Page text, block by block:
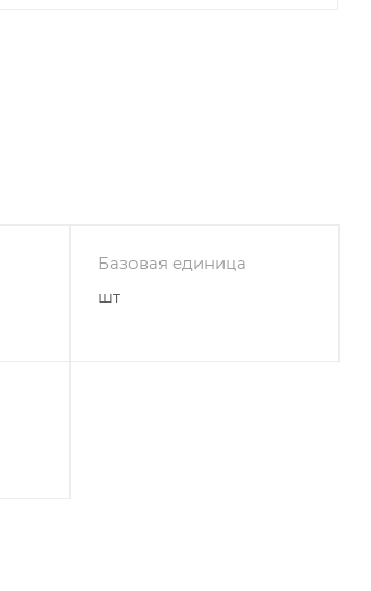
Базовая единица
шт